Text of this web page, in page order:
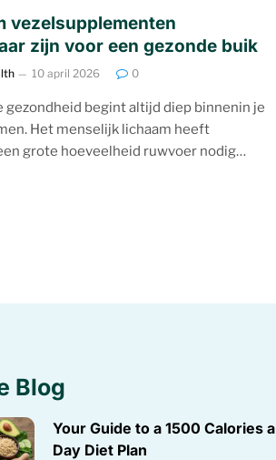
vezelsupplementen
zijn voor een gezonde buik
10 april 2026 0
gezondheid begint altijd diep binnenin je
Het menselijk lichaam heeft
grote hoeveelheid ruwvoer nodig…
Blog
Your Guide to a 1500 Calories a
Day Diet Plan